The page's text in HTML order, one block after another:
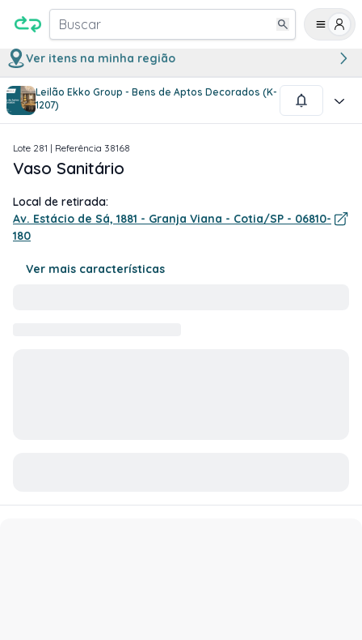
Buscar
Ver itens na minha região
Leilão Ekko Group - Bens de Aptos Decorados (K-
1207)
1/1
Lote 281 | Referência 38168
Vaso Sanitário
Local de retirada:
Av. Estácio de Sá, 1881 - Granja Viana - Cotia/SP - 06810-
180
Ver mais características